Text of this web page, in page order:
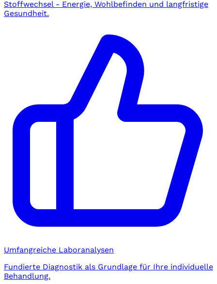
Stoffwechsel - Energie, Wohlbefinden und langfristige
Gesundheit.
Umfangreiche Laboranalysen
Fundierte Diagnostik als Grundlage für Ihre individuelle
Behandlung.